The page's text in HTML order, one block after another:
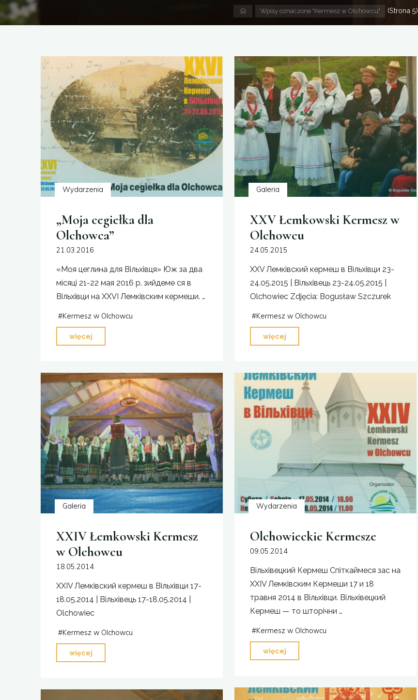
Strona
domowa
Wpisy oznaczone "Kermesz w Olchowcu" (Strona 5)
Wydarzenia
„Moja cegiełka dla
Olchowca”
21.03.2016
«Моя цеглина для Вільхівця» Юж за два
місяці 21-22 мая 2016 р. зийдеме ся в
Вільхівци на XXVI Лемківским кермеши. …
#Kermesz w Olchowcu
więcej
Olchowca”"
Galeria
XXV Łemkowski Kermesz w
Olchowcu
24.05.2015
XXV Лемківский кермеш в Вільхівци 23-
24.05.2015 | Вільхівець 23-24.05.2015 |
Olchowiec Zdjęcia: Bogusław Szczurek
#Kermesz w Olchowcu
więcej
w
Olchowcu"
Galeria
XXIV Łemkowski Kermesz
w Olchowcu
18.05.2014
XXIV Лемківский кермеш в Вільхівци 17-
18.05.2014 | Вільхівець 17-18.05.2014 |
Olchowiec
#Kermesz w Olchowcu
więcej
Wydarzenia
Olchowieckie Kermesze
09.05.2014
Вільхівецкий Кермеш Спіткаймеся зас на
ХХІV Лемківским Кермеши 17 и 18
травня 2014 в Вільхівци. Вільхівецкий
Кермеш — то шторічни …
#Kermesz w Olchowcu
więcej